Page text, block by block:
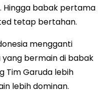
Hingga babak pertama
tetap bertahan.
mengganti
bermain di babak
Tim Garuda lebih
lebih dominan.